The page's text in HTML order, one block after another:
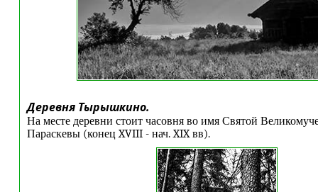
Деревня Тырышкино.
На месте деревни стоит часовня во имя Святой
Параскевы (конец XVIII - нач. XIX вв).